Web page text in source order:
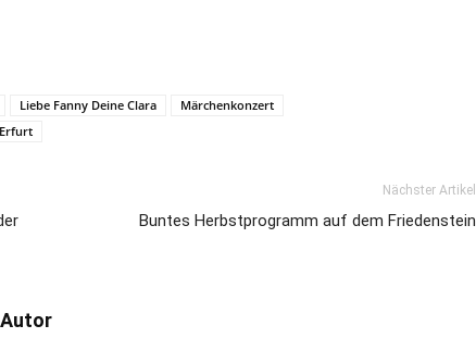
Liebe Fanny Deine Clara
Märchenkonzert
Nächster Artikel
Buntes Herbstprogramm auf dem Friedenstein